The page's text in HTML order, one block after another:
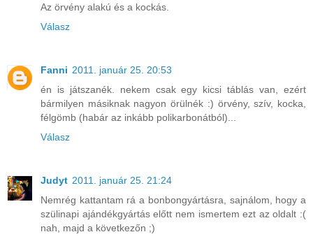
Az örvény alakú és a kockás.
Válasz
Fanni 2011. január 25. 20:53
én is játszanék. nekem csak egy kicsi táblás van, ezért
bármilyen másiknak nagyon örülnék :) örvény, szív, kocka,
félgömb (habár az inkább polikarbonátból)...
Válasz
Judyt 2011. január 25. 21:24
Nemrég kattantam rá a bonbongyártásra, sajnálom, hogy a
szülinapi ajándékgyártás előtt nem ismertem ezt az oldalt :(
nah, majd a következőn ;)